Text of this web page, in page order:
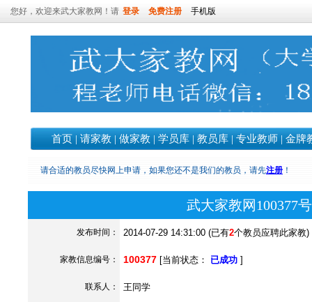
您好，欢迎来武大家教网！请 登录 免费注册 手机版
首页 | 请家教 | 做家教 | 学员库 | 教员库 | 专业教师 | 金牌
请合适的教员尽快网上申请，如果您还不是我们的教员，请先注册 ！
武大家教网100377
发布时间： 2014-07-29 14:31:00 (已有2个教员应聘此家教)
家教信息编号： 100377 [当前状态： 已成功 ]
联系人： 王同学